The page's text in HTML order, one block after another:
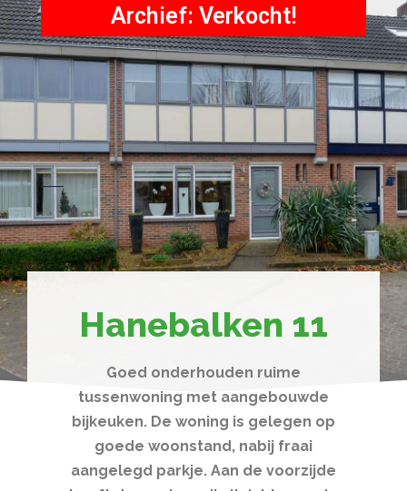
Archief: Verkocht!
Hanebalken 11
Goed onderhouden ruime
tussenwoning met aangebouwde
bijkeuken. De woning is gelegen op
goede woonstand, nabij fraai
aangelegd parkje. Aan de voorzijde